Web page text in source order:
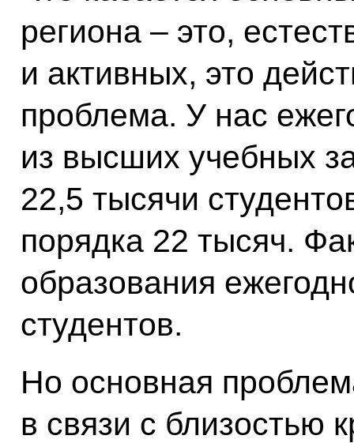
региона – это,
и активных, это
проблема. У нас
из высших учебных
22,5 тысячи
порядка 22 тысяч.
образования
студентов.
Но основная
в связи с близостью